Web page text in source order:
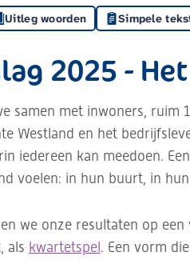
Uitleg woorden Simpele
2025 -
samen met inwoners, ruim
Westland en het
iedereen kan meedoen.
voelen: in hun buurt, in
we onze resultaten op
als kwartetspel. Een vorm